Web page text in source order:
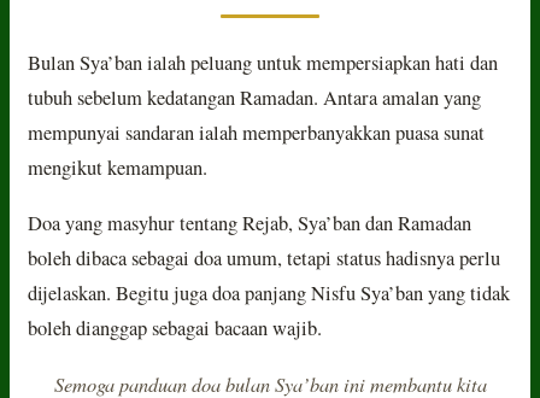
Bulan Sya’ban ialah peluang untuk mempersiapkan hati dan
tubuh sebelum kedatangan Ramadan. Antara amalan yang
mempunyai sandaran ialah memperbanyakkan puasa sunat
mengikut kemampuan.
Doa yang masyhur tentang Rejab, Sya’ban dan Ramadan
boleh dibaca sebagai doa umum, tetapi status hadisnya perlu
dijelaskan. Begitu juga doa panjang Nisfu Sya’ban yang tidak
boleh dianggap sebagai bacaan wajib.
Semoga panduan doa bulan Sya’ban ini membantu kita